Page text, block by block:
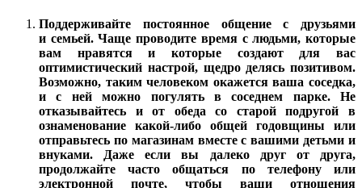
Поддерживайте постоянное общение с друзьями
и семьей. Чаще проводите время с людьми, которые
вам нравятся и которые создают для вас
оптимистический настрой, щедро делясь позитивом.
Возможно, таким человеком окажется ваша соседка,
и с ней можно погулять в соседнем парке. Не
отказывайтесь и от обеда со старой подругой в
ознаменование какой-либо общей годовщины или
отправьтесь по магазинам вместе с вашими детьми и
внуками. Даже если вы далеко друг от друга,
продолжайте часто общаться по телефону или
электронной почте, чтобы ваши отношения